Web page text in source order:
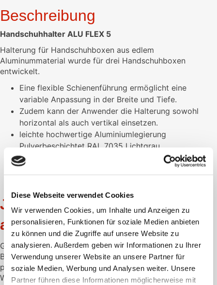
Diese Webseite verwendet Cookies
Wir verwenden Cookies, um Inhalte und Anzeigen zu
personalisieren, Funktionen für soziale Medien anbieten
zu können und die Zugriffe auf unsere Website zu
analysieren. Außerdem geben wir Informationen zu Ihrer
Verwendung unserer Website an unsere Partner für
soziale Medien, Werbung und Analysen weiter. Unsere
Partner führen diese Informationen möglicherweise mit
Beschreibung
Handschuhhalter ALU FLEX 5
Halterung für Handschuhboxen aus edlem
Aluminummaterial wurde für drei Handschuhboxen
entwickelt.
Eine flexible Schienenführung ermöglicht eine
variable Anpassung in der Breite und Tiefe.
Zudem kann der Anwender die Halterung sowohl
horizontal als auch vertikal einsetzen.
leichte hochwertige Aluminiumlegierung
Pulverbeschichtet RAL 7035 Lichtgrau
Abmessungen: 690 x 265 x 125 mm (HxBxT)
auch für Standard Boxen und für kleine Boxen (110 x
Jetzt individuelles Angebot
anfordern
Gerne unterbreiten wir Ihnen ein individuelles Angebot.
Bitte hinterlassen Sie hier die gewünschte Menge und Ihre
persönlichen Daten.
Wir melden uns dann schnellstmöglich bei Ihnen.